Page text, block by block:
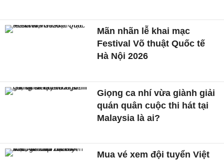
Mãn nhãn lễ khai mạc
Festival Võ thuật Quốc tế
Hà Nội 2026
Giọng ca nhí vừa giành giải
quán quân cuộc thi hát tại
Malaysia là ai?
Mua vé xem đội tuyển Việt